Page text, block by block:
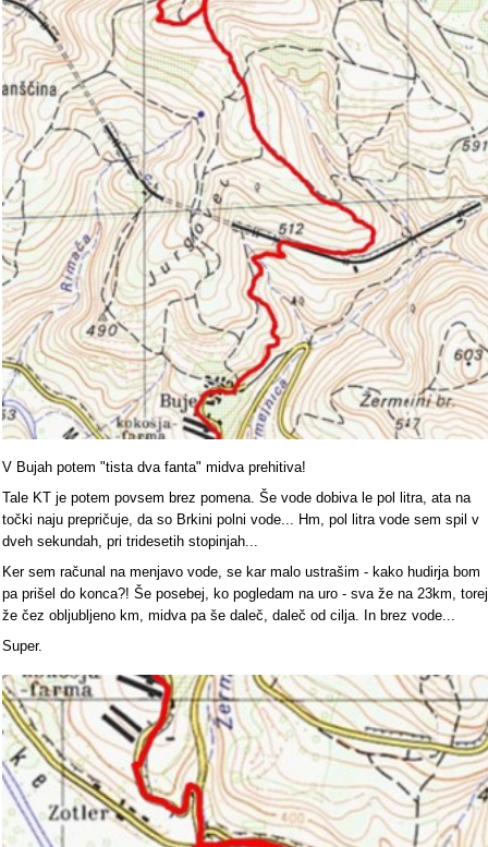
V Bujah potem "tista dva fanta" midva prehitiva!
Tale KT je potem povsem brez pomena. Še vode dobiva le pol litra, ata na
točki naju prepričuje, da so Brkini polni vode... Hm, pol litra vode sem spil v
dveh sekundah, pri tridesetih stopinjah...
Ker sem računal na menjavo vode, se kar malo ustrašim - kako hudirja bom
pa prišel do konca?! Še posebej, ko pogledam na uro - sva že na 23km, torej
že čez obljubljeno km, midva pa še daleč, daleč od cilja. In brez vode...
Super.